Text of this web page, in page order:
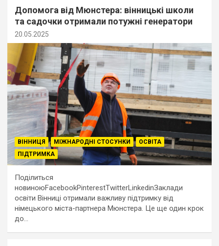
Допомога від Мюнстера: вінницькі школи
та садочки отримали потужні генератори
20.05.2025
ВІННИЦЯ МІЖНАРОДНІ СТОСУНКИ
ОСВІТА
ПІДТРИМКА
Поділиться
новиноюFacebookPinterestTwitterLinkedinЗаклади
освіти Вінниці отримали важливу підтримку від
німецького міста-партнера Мюнстера. Це ще один крок
до…